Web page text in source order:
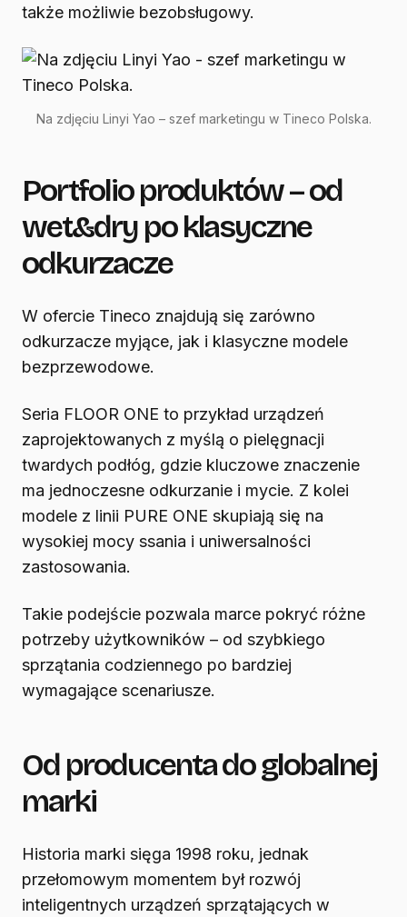
także możliwie bezobsługowy.
Na zdjęciu Linyi Yao – szef marketingu w Tineco Polska.
Portfolio produktów – od
wet&dry po klasyczne
odkurzacze
W ofercie Tineco znajdują się zarówno
odkurzacze myjące, jak i klasyczne modele
bezprzewodowe.
Seria FLOOR ONE to przykład urządzeń
zaprojektowanych z myślą o pielęgnacji
twardych podłóg, gdzie kluczowe znaczenie
ma jednoczesne odkurzanie i mycie. Z kolei
modele z linii PURE ONE skupiają się na
wysokiej mocy ssania i uniwersalności
zastosowania.
Takie podejście pozwala marce pokryć różne
potrzeby użytkowników – od szybkiego
sprzątania codziennego po bardziej
wymagające scenariusze.
Od producenta do globalnej
marki
Historia marki sięga 1998 roku, jednak
przełomowym momentem był rozwój
inteligentnych urządzeń sprzątających w